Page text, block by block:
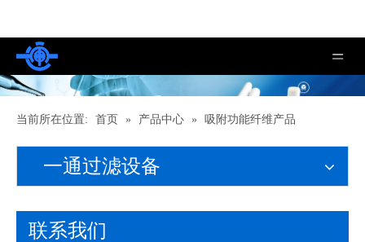
当前所在位置: 首页 » 产品中心 » 吸附功能纤维产品
一通过滤设备
联系我们